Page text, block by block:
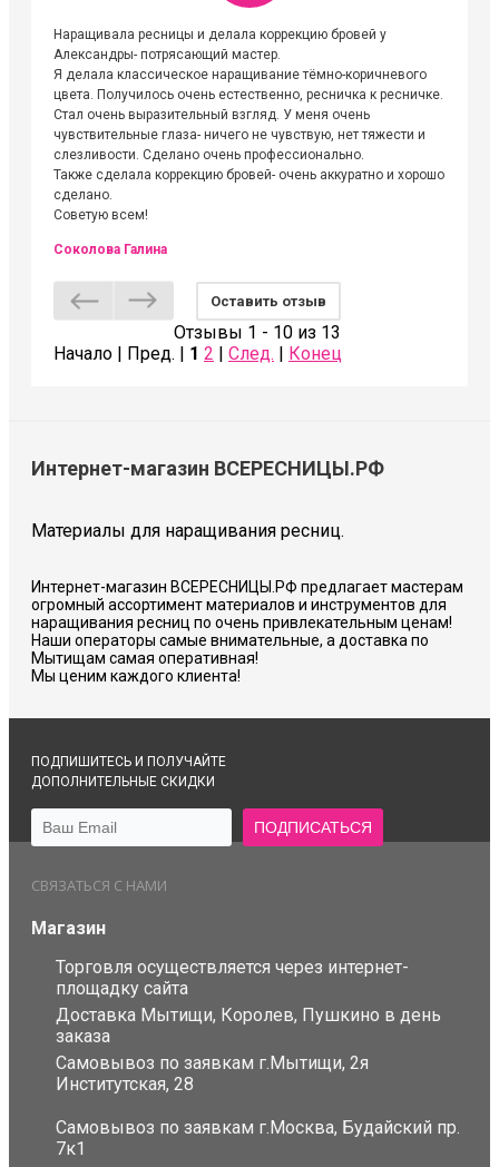
Наращивала ресницы и делала коррекцию бровей у
Александры- потрясающий мастер.
Я делала классическое наращивание тёмно-коричневого
цвета. Получилось очень естественно, ресничка к ресничке.
Стал очень выразительный взгляд. У меня очень
чувствительные глаза- ничего не чувствую, нет тяжести и
слезливости. Сделано очень профессионально.
Также сделала коррекцию бровей- очень аккуратно и хорошо
сделано.
Советую всем!
Соколова Галина
Оставить отзыв
Отзывы 1 - 10 из 13
Начало | Пред. | 1 2 След. Конец
Интернет-магазин ВСЕРЕСНИЦЫ.РФ
Материалы для наращивания ресниц.
Интернет-магазин ВСЕРЕСНИЦЫ.РФ предлагает мастерам
огромный ассортимент материалов и инструментов для
наращивания ресниц по очень привлекательным ценам!
Наши операторы самые внимательные, а доставка по
Мытищам самая оперативная!
Мы ценим каждого клиента!
ПОДПИШИТЕСЬ И ПОЛУЧАЙТЕ
ДОПОЛНИТЕЛЬНЫЕ СКИДКИ
СВЯЗАТЬСЯ С НАМИ
Магазин
Торговля осуществляется через интернет-
площадку сайта
Доставка Мытищи, Королев, Пушкино в день
заказа
Самовывоз по заявкам г.Мытищи, 2я
Институтская, 28
Самовывоз по заявкам г.Москва, Будайский пр.
7к1